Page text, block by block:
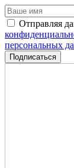
Отправляя
персональных
Подписаться